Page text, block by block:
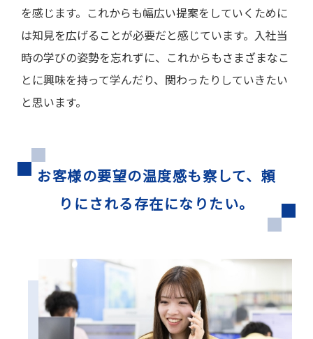
を感じます。これからも幅広い提案をしていくために
は知見を広げることが必要だと感じています。入社当
時の学びの姿勢を忘れずに、これからもさまざまなこ
とに興味を持って学んだり、関わったりしていきたい
と思います。
お客様の要望の温度感も察して、頼
りにされる存在になりたい。